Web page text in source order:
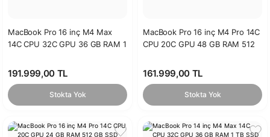
MacBook Pro 16 inç M4 Max
14C CPU 32C GPU 36 GB RAM 1
191.999,00 TL
Stokta Yok
MacBook Pro 16 inç M4 Pro 14C
CPU 20C GPU 48 GB RAM 512
161.999,00 TL
Stokta Yok